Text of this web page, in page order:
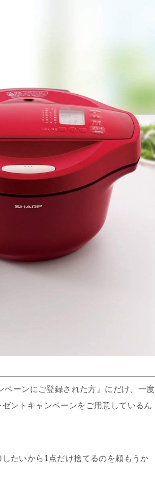
ーンにご登録された方』にだけ、一度
ントキャンペーンをご用意しているん
たいから1点だけ捨てるのを頼もうか